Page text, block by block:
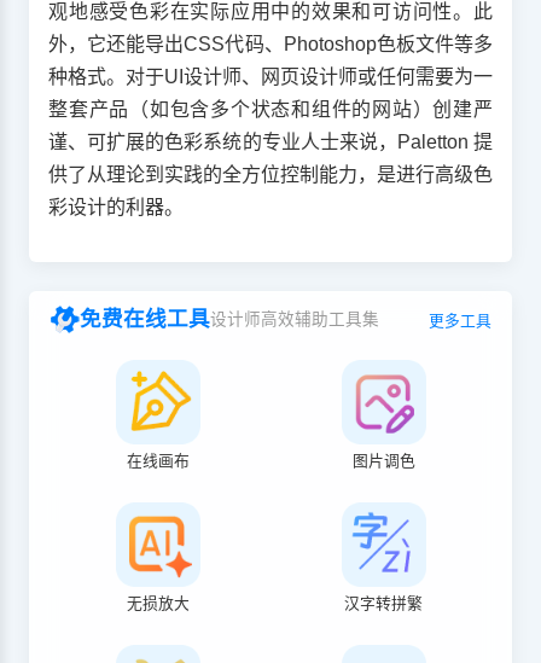
观地感受色彩在实际应用中的效果和可访问性。此
外，它还能导出CSS代码、Photoshop色板文件等多
种格式。对于UI设计师、网页设计师或任何需要为一
整套产品（如包含多个状态和组件的网站）创建严
谨、可扩展的色彩系统的专业人士来说，Paletton 提
供了从理论到实践的全方位控制能力，是进行高级色
彩设计的利器。
免费在线工具设计师高效辅助工具集 更多工具
在线画布 图片调色
无损放大 汉字转拼繁